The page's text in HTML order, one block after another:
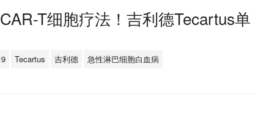
T细胞疗法！吉利德Tecartus单
Tecartus 吉利德 急性淋巴细胞白血病